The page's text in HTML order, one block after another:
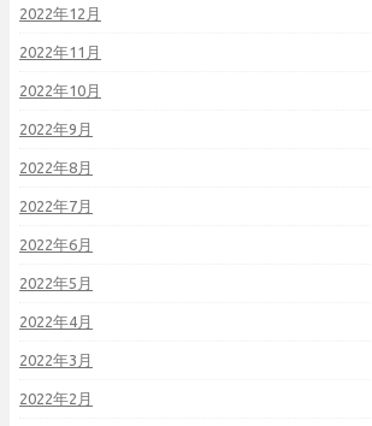
2022年12月
2022年11月
2022年10月
2022年9月
2022年8月
2022年7月
2022年6月
2022年5月
2022年4月
2022年3月
2022年2月